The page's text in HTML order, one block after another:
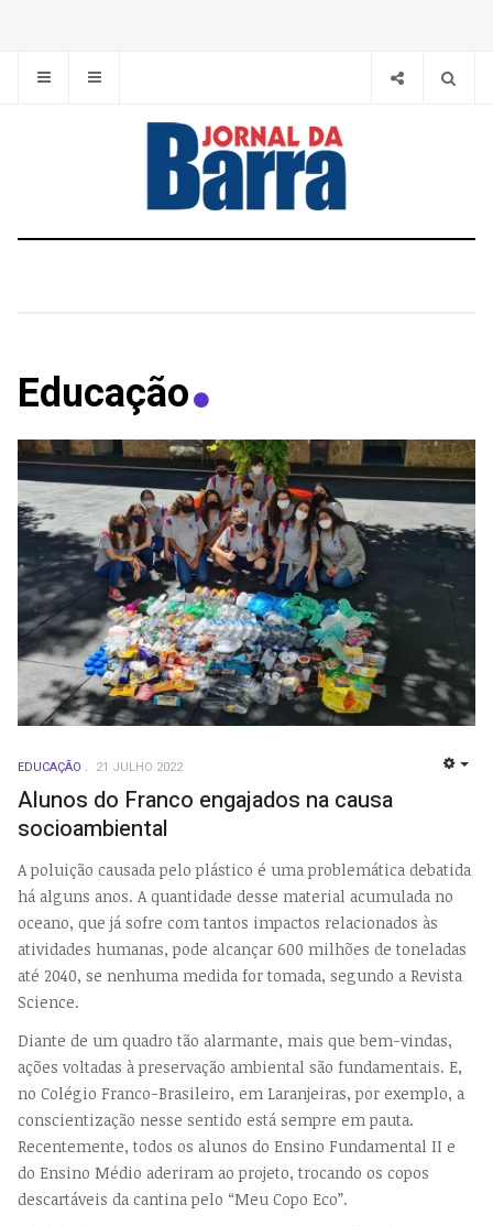
Educação
EDUCAÇÃO 21 JULHO 2022
Alunos do Franco engajados na causa
socioambiental
A poluição causada pelo plástico é uma problemática debatida
há alguns anos. A quantidade desse material acumulada no
oceano, que já sofre com tantos impactos relacionados às
atividades humanas, pode alcançar 600 milhões de toneladas
até 2040, se nenhuma medida for tomada, segundo a Revista
Science.
Diante de um quadro tão alarmante, mais que bem-vindas,
ações voltadas à preservação ambiental são fundamentais. E,
no Colégio Franco-Brasileiro, em Laranjeiras, por exemplo, a
conscientização nesse sentido está sempre em pauta.
Recentemente, todos os alunos do Ensino Fundamental II e
do Ensino Médio aderiram ao projeto, trocando os copos
descartáveis da cantina pelo “Meu Copo Eco”.